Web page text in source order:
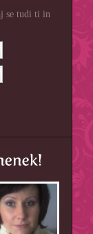
se tudi ti in